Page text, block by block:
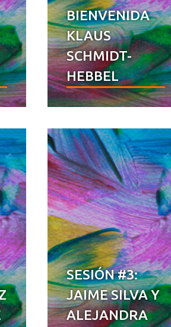
BIENVENIDA
KLAUS
SCHMIDT-
HEBBEL
SESIÓN #3:
JAIME SILVA Y
ALEJANDRA